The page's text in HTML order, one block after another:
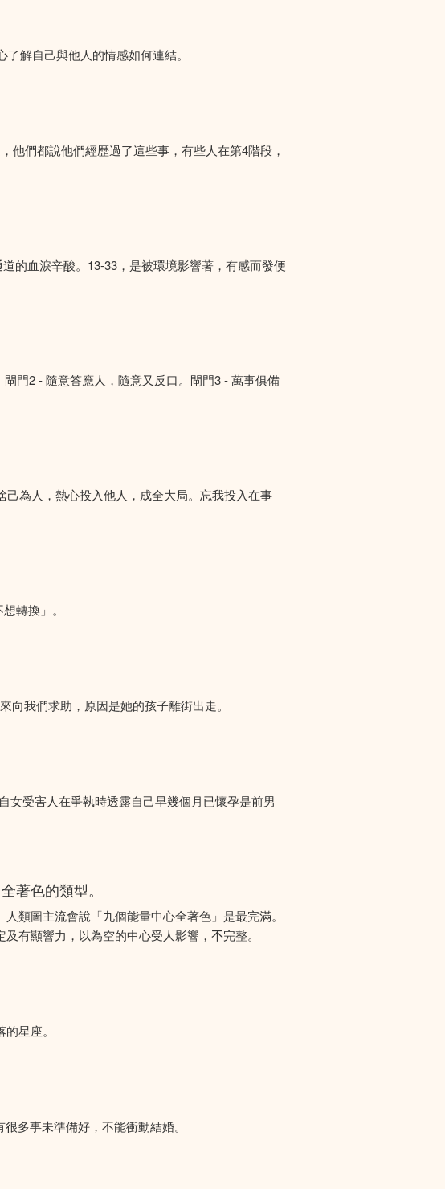
解自己與他人的情感如何連結。
他們都說他們經歴過了這些事，有些人在第4階段，
的血淚辛酸。13-33，是被環境影響著，有感而發便
門2 - 隨意答應人，隨意又反口。閘門3 - 萬事俱備
為人，熱心投入他人，成全大局。忘我投入在事
轉換」。
向我們求助，原因是她的孩子離街出走。
女受害人在爭執時透露自己早幾個月已懷孕是前男
著色的類型。
類圖主流會說「九個能量中心全著色」是最完滿。
有顯響力，以為空的中心受人影響，𣎴完整。
星座。
多事未準備好，不能衝動結婚。